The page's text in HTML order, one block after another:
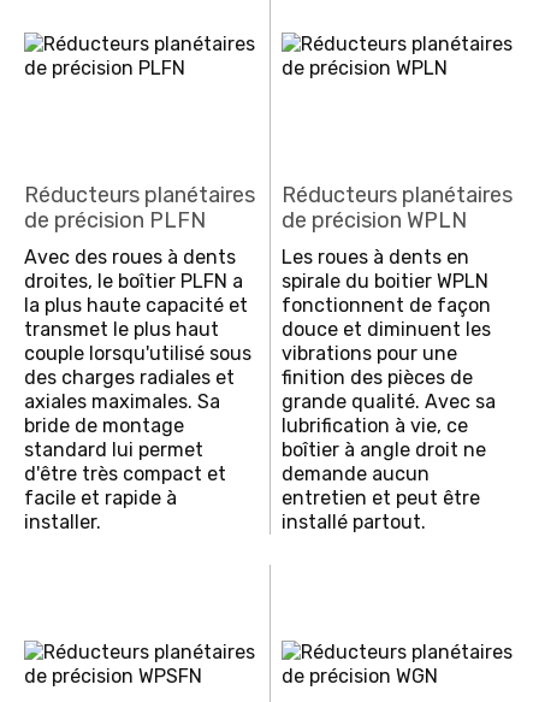
Réducteurs planétaires
de précision PLFN
Avec des roues à dents
droites, le boîtier PLFN a
la plus haute capacité et
transmet le plus haut
couple lorsqu'utilisé sous
des charges radiales et
axiales maximales. Sa
bride de montage
standard lui permet
d'être très compact et
facile et rapide à
installer.
Réducteurs planétaires
de précision WPLN
Les roues à dents en
spirale du boitier WPLN
fonctionnent de façon
douce et diminuent les
vibrations pour une
finition des pièces de
grande qualité. Avec sa
lubrification à vie, ce
boîtier à angle droit ne
demande aucun
entretien et peut être
installé partout.